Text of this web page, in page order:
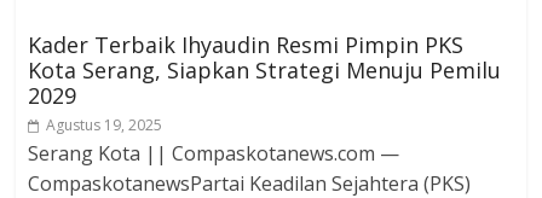
Kader Terbaik Ihyaudin Resmi Pimpin PKS
Kota Serang, Siapkan Strategi Menuju Pemilu
2029
Agustus 19, 2025
Serang Kota || Compaskotanews.com —
CompaskotanewsPartai Keadilan Sejahtera (PKS)